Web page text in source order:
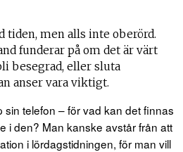
tiden, men alls inte oberörd.
funderar på om det är värt
besegrad, eller sluta
anser vara viktigt.
sin telefon – för vad kan det finnas
i den? Man kanske avstår från att
i lördagstidningen, för man vill